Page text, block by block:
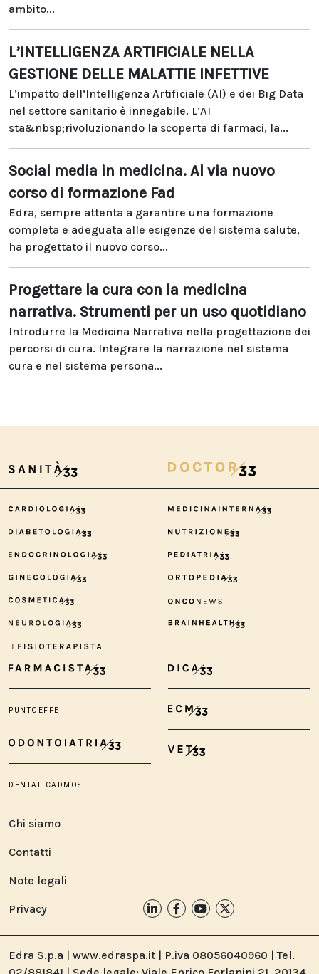
ambito...
L’INTELLIGENZA ARTIFICIALE NELLA
GESTIONE DELLE MALATTIE INFETTIVE
L’impatto dell’Intelligenza Artificiale (AI) e dei Big Data
nel settore sanitario è innegabile. L’AI
sta&nbsp;rivoluzionando la scoperta di farmaci, la...
Social media in medicina. Al via nuovo
corso di formazione Fad
Edra, sempre attenta a garantire una formazione
completa e adeguata alle esigenze del sistema salute,
ha progettato il nuovo corso...
Progettare la cura con la medicina
narrativa. Strumenti per un uso quotidiano
Introdurre la Medicina Narrativa nella progettazione dei
percorsi di cura. Integrare la narrazione nel sistema
cura e nel sistema persona...
Chi siamo
Contatti
Note legali
Privacy
Edra S.p.a | www.edraspa.it | P.iva 08056040960 | Tel.